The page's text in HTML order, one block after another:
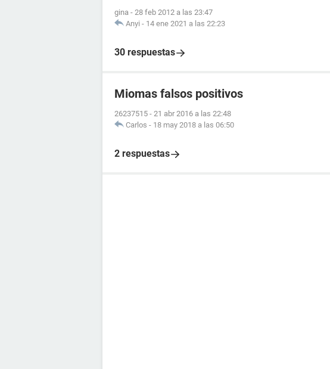
gina - 28 feb 2012 a las 23:47
Anyi - 14 ene 2021 a las 22:23
30 respuestas
Miomas falsos positivos
26237515 - 21 abr 2016 a las 22:48
Carlos - 18 may 2018 a las 06:50
2 respuestas